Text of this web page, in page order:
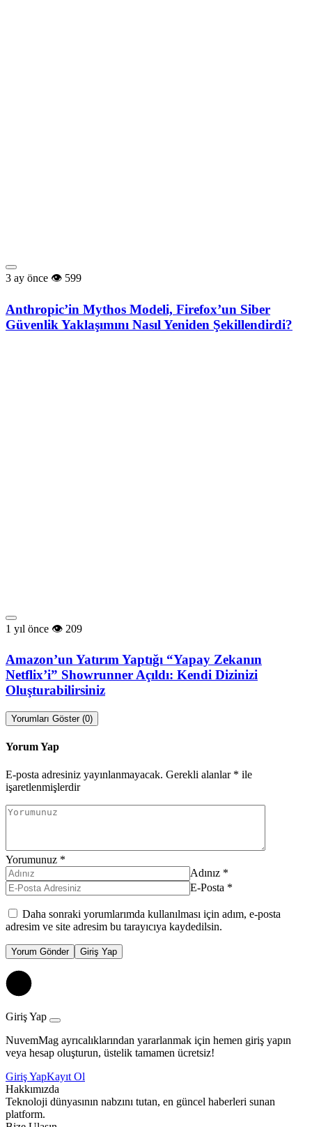
3 ay önce 599
Anthropic’in Mythos Modeli, Firefox’un Siber
Güvenlik Yaklaşımını Nasıl Yeniden Şekillendirdi?
1 yıl önce 209
Amazon’un Yatırım Yaptığı “Yapay Zekanın
Netflix’i” Showrunner Açıldı: Kendi Dizinizi
Oluşturabilirsiniz
Yorumları Göster (0)
Yorum Yap
E-posta adresiniz yayınlanmayacak. Gerekli alanlar * ile
işaretlenmişlerdir
Yorumunuz *
Adınız *
E-Posta *
Daha sonraki yorumlarımda kullanılması için adım, e-posta
adresim ve site adresim bu tarayıcıya kaydedilsin.
Yorum Gönder Giriş Yap
Giriş Yap
NuvemMag ayrıcalıklarından yararlanmak için hemen giriş yapın
veya hesap oluşturun, üstelik tamamen ücretsiz!
Giriş YapKayıt Ol
Hakkımızda
Teknoloji dünyasının nabzını tutan, en güncel haberleri sunan
platform.